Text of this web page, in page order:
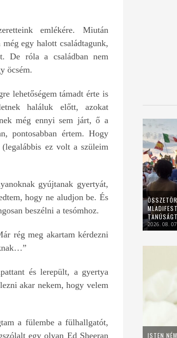
emlékére. Miután
egy halott családtagunk,
De róla a családban nem
öcsém.
lehetőségem támadt érte is
haláluk előtt, azokat
még ennyi sem járt, ő a
pontosabban értem. Hogy
ez volt a szüleim
gyújtanak gyertyát,
hogy ne aludjon be. És
beszélni a tesómhoz.
rég meg akartam kérdezni
és lerepült, a gyertya
akar nekem, hogy velem
a fülembe a fülhallgatót,
egy olyan Ed Sheeran
2026. 08.
ISTEN